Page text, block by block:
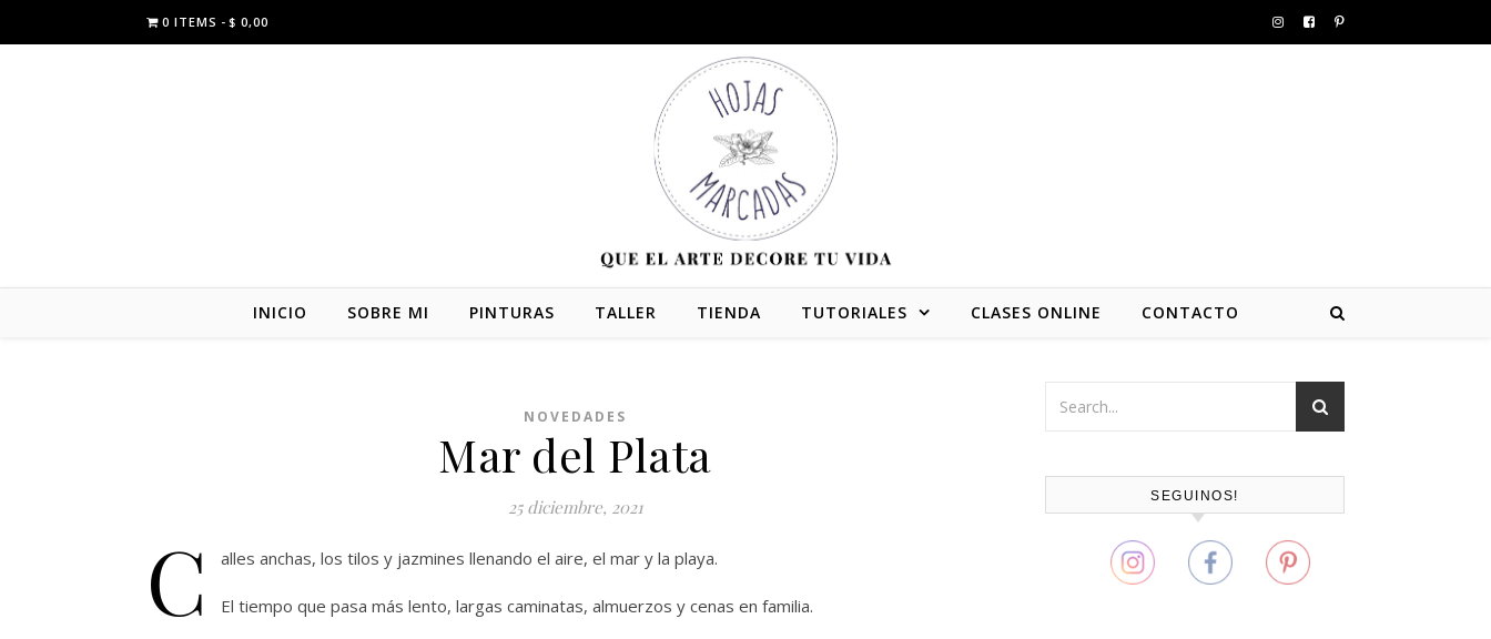
0 ITEMS $ 0,00
INICIO SOBRE MI PINTURAS TALLER TIENDA TUTORIALES CLASES ONLINE CONTACTO
NOVEDADES
Mar del Plata
25 diciembre, 2021
C alles anchas, los tilos y jazmines llenando el aire, el mar y la playa.
El tiempo que pasa más lento, largas caminatas, almuerzos y cenas en familia.
SEGUINOS!